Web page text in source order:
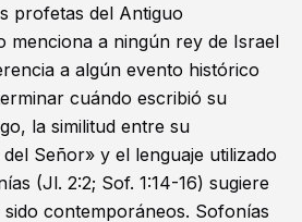
profetas del Antiguo
menciona a ningún rey de Israel
a algún evento histórico
cuándo escribió su
la similitud entre su
Señor» y el lenguaje utilizado
(Jl. 2:2; Sof. 1:14-16) sugiere
contemporáneos. Sofonías